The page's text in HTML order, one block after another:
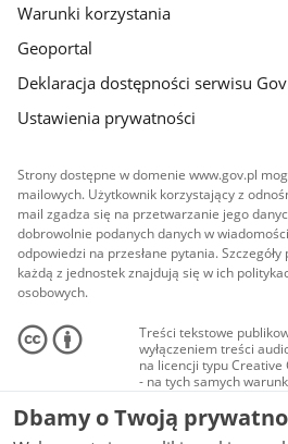
Warunki korzystania
Geoportal
Deklaracja dostępności serwisu
Ustawienia prywatności
Strony dostępne w domenie www.gov.pl
mailowych. Użytkownik korzystający z
mail zgadza się na przetwarzanie jego
dobrowolnie podanych danych w
odpowiedzi na przesłane pytania.
każdą z jednostek znajdują się w ich
osobowych.
Treści tekstowe
wyłączeniem treści
na licencji typu
- na tych samych
Materiały
audio i wideo, są
Creative Commons:
Dbamy o Twoją